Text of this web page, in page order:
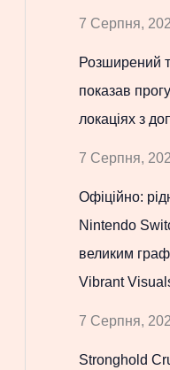
7 Серпня,
Розширений
показав
локаціях з
7 Серпня,
Офіційно:
Nintendo
великим
Vibrant
7 Серпня,
Stronghold